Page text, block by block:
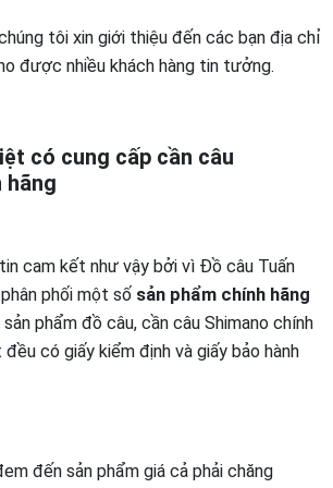
tôi xin giới thiệu đến các bạn địa chỉ
được nhiều khách hàng tin tưởng.
có cung cấp cần câu
hãng
cam kết như vậy bởi vì Đồ câu Tuấn
phối một số sản phẩm chính hãng
phẩm đồ câu, cần câu Shimano chính
có giấy kiểm định và giấy bảo hành
đến sản phẩm giá cả phải chăng